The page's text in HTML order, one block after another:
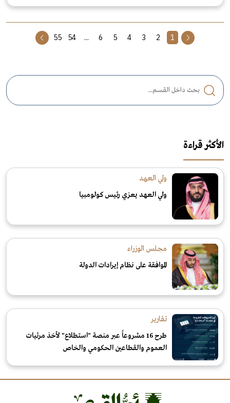
الأكثر قراءة
ولي العهد
ولي العهد يعزي رئيس كولومبيا
مجلس الوزراء
الموافقة على نظام إيرادات الدولة
تقارير
طرح 16 مشروعاً عبر منصة "استطلاع" لأخذ مرئيات
العموم والقطاعين الحكومي والخاص
1
2
3
4
5
6
...
54
55